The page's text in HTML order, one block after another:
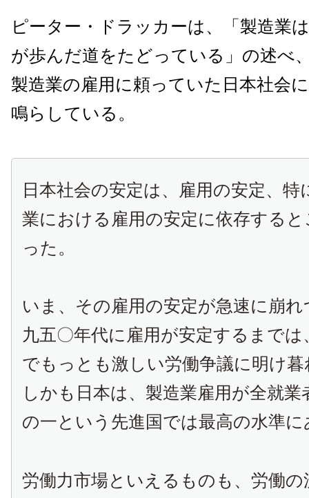
ピーター・ドラッカーは、「製造業
が歩んだ道をたどっている」の述べ
製造業の雇用に頼っていた日本社会
鳴らしている。
日本社会の安定は、雇用の安定、特
業における雇用の安定に依存する
った。
いま、その雇用の安定が急速に崩
九五〇年代に雇用が安定するまでは
でもっとも激しい労働争議に明け
しかも日本は、製造業雇用が全就業
の一という先進国では最高の水準に
労働力市場といえるものも、労働